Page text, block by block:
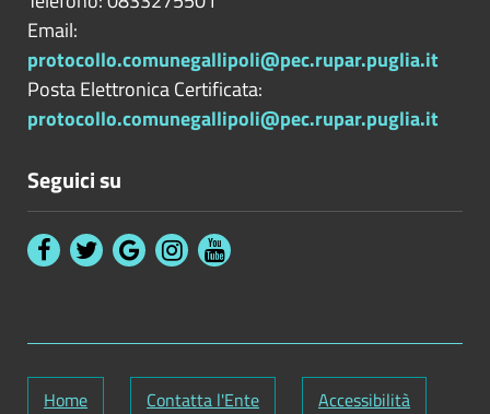
Email:
protocollo.comunegallipoli@pec.rupar.puglia.it
Posta Elettronica Certificata:
protocollo.comunegallipoli@pec.rupar.puglia.it
Seguici su
Home Contatta l'Ente Accessibilità